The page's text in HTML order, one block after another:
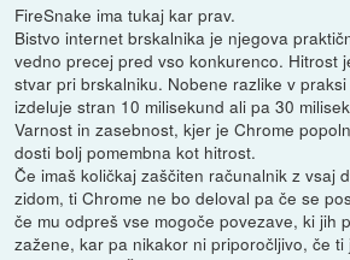
FireSnake ima tukaj kar prav.
Bistvo internet brskalnika je njegova
vedno precej pred vso konkurenco. Hitrost
stvar pri brskalniku. Nobene razlike v
izdeluje stran 10 milisekund ali pa 30
Varnost in zasebnost, kjer je Chrome
dosti bolj pomembna kot hitrost.
Če imaš količkaj zaščiten računalnik z vsaj
zidom, ti Chrome ne bo deloval pa če se
če mu odpreš vse mogoče povezave, ki jih
zažene, kar pa nikakor ni priporočljivo, če